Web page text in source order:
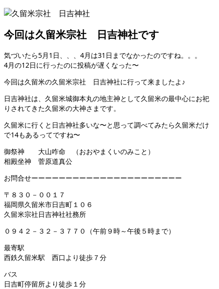
今回は久留米宗社 日吉神社です
気づいたら5月1日、、、4月は31日までなかったのですね。。。
4月の12日に行ったのに投稿が遅くなった〜
今回は久留米の久留米宗社 日吉神社に行って来ましたよ♪
日吉神社は、久留米城御本丸の地主神として久留米の最中心にお祀
りされてきた久留米の大神さまです。
久留米に行くと日吉神社多いな〜と思って調べてみたら久留米だけ
で14もあるってですね〜
御祭神 大山咋命 （おおやまくいのみこと）
相殿坐神 菅原道真公
お問合せーーーーーーーーーーーーーーーーーーーーーー
〒８３０－００１７
福岡県久留米市日吉町１０６
久留米宗社日吉神社社務所
０９４２－３２－３７７０（午前９時～午後５時まで）
最寄駅
西鉄久留米駅 西口より徒歩７分
バス
日吉町停留所より徒歩１分